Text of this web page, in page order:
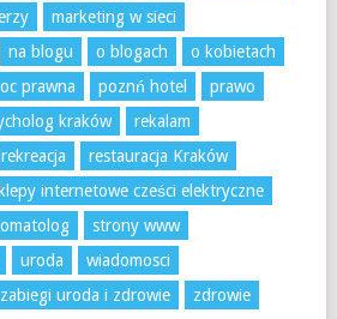
marketing w sieci
na blogu o blogach
o kobietach
prawna poznń hotel
prawo
kraków
rekalam
rekreacja
restauracja Kraków
internetowe cześci elektryczne
strony www
uroda
wiadomosci
zabiegi uroda i zdrowie
zdrowie